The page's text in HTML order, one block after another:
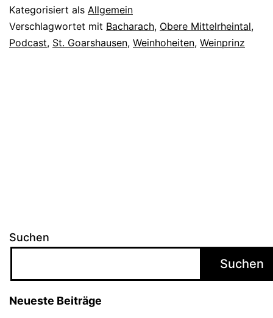
–
damals
Kategorisiert als Allgemein
Verschlagwortet mit Bacharach, Obere Mittelrheintal,
Podcast, St. Goarshausen, Weinhoheiten, Weinprinz
Suchen
Suchen
Neueste Beiträge